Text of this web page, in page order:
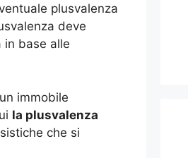
plusvalenza
deve
in base alle
immobile
la plusvalenza
che si